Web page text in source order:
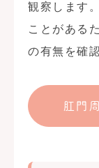
観察します
ことがある
の有無を確
肛門